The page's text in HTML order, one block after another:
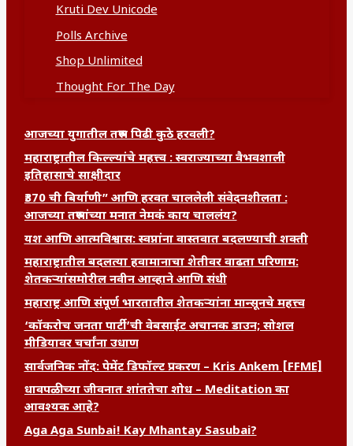
Kruti Dev Unicode
Polls Archive
Shop Unlimited
Thought For The Day
आजच्या युगातील तरुण पिढी कुठे हरवली?
महाराष्ट्रातील किल्ल्यांचे महत्त्व : स्वराज्याच्या वैभवशाली
इतिहासाचे साक्षीदार
₹370 ची बिर्याणी” आणि हरवत चाललेली संवेदनशीलता :
आजच्या तरुणांच्या मनात नेमकं काय चाललंय?
यश आणि आत्मविश्वास: स्वप्नांना वास्तवात बदलण्याची शक्ती
महाराष्ट्रातील बदलत्या हवामानाचा शेतीवर वाढता परिणाम:
शेतकऱ्यांसमोरील नवीन आव्हाने आणि संधी
महाराष्ट्र आणि संपूर्ण भारतातील शेतकऱ्यांना मान्सूनचे महत्त्व
‘कॉकरोच जनता पार्टी’ची वेबसाईट अचानक डाउन; सोशल
मीडियावर चर्चांना उधाण
सार्वजनिक नोंद: पेमेंट डिफॉल्ट प्रकरण – Kris Ankem [FFME]
धावपळीच्या जीवनात शांततेचा शोध – Meditation का
आवश्यक आहे?
Aga Aga Sunbai! Kay Mhantay Sasubai?